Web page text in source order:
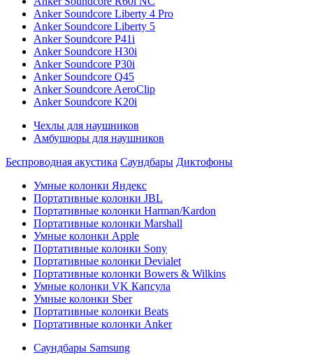
Anker Soundcore Liberty 4 Pro
Anker Soundcore Liberty 5
Anker Soundcore P41i
Anker Soundcore H30i
Anker Soundcore P30i
Anker Soundcore Q45
Anker Soundcore AeroClip
Anker Soundcore K20i
Чехлы для наушников
Амбушюры для наушников
Беспроводная акустика Саундбары Диктофоны
Умные колонки Яндекс
Портативные колонки JBL
Портативные колонки Harman/Kardon
Портативные колонки Marshall
Умные колонки Apple
Портативные колонки Sony
Портативные колонки Devialet
Портативные колонки Bowers & Wilkins
Умные колонки VK Капсула
Умные колонки Sber
Портативные колонки Beats
Портативные колонки Anker
Саундбары Samsung